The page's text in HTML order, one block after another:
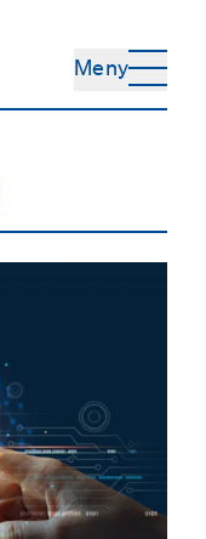
Meny